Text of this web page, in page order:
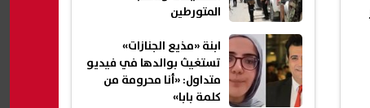
المتورطين
ابنة «مذيع الجنازات»
تستغيث بوالدها في فيديو
متداول: «أنا محرومة من
كلمة بابا»